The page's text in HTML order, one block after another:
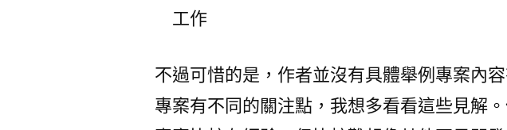
工作
不過可惜的是，作者並沒有具體舉例專案內
專案有不同的關注點，我想多看看這些見解